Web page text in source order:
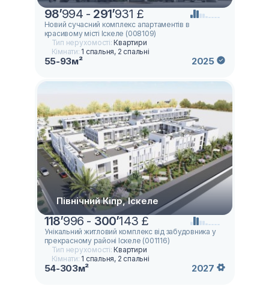
98’994 - 291’931 £
Новий сучасний комплекс апартаментів в
красивому місті Іскеле (008109)
Тип нерухомості:Квартири
Кімнати: 1 спальня, 2 спальні
55-93м² 2025
Північний Кіпр, Іскеле
118’996 - 300’143 £
Унікальний житловий комплекс від забудовника у
прекрасному районі Іскеле (001116)
Тип нерухомості:Квартири
Кімнати: 1 спальня, 2 спальні
54-303м² 2027